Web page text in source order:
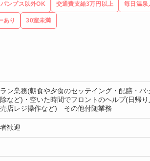
ンプス以外OK 交通費支給3万円以上 毎日温泉
あり 30室未満
ン業務(朝食や夕食のセッテイング・配膳・バ
など)・空いた時間でフロントのヘルプ(日帰
店レジ操作など) その他付随業務
歓迎